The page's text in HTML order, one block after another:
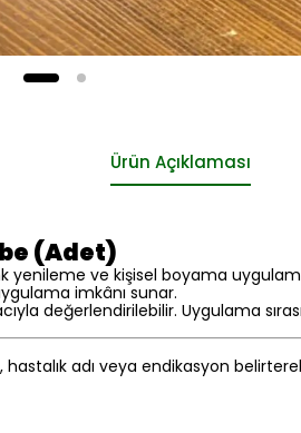
Ürün Açıklaması
(Adet)
yenileme ve kişisel boyama
imkânı sunar.
değerlendirilebilir. Uygulama
adı veya endikasyon